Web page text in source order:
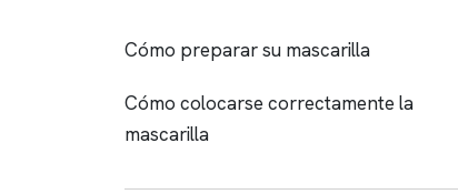
Cómo preparar su mascarilla
Cómo colocarse correctamente la
mascarilla